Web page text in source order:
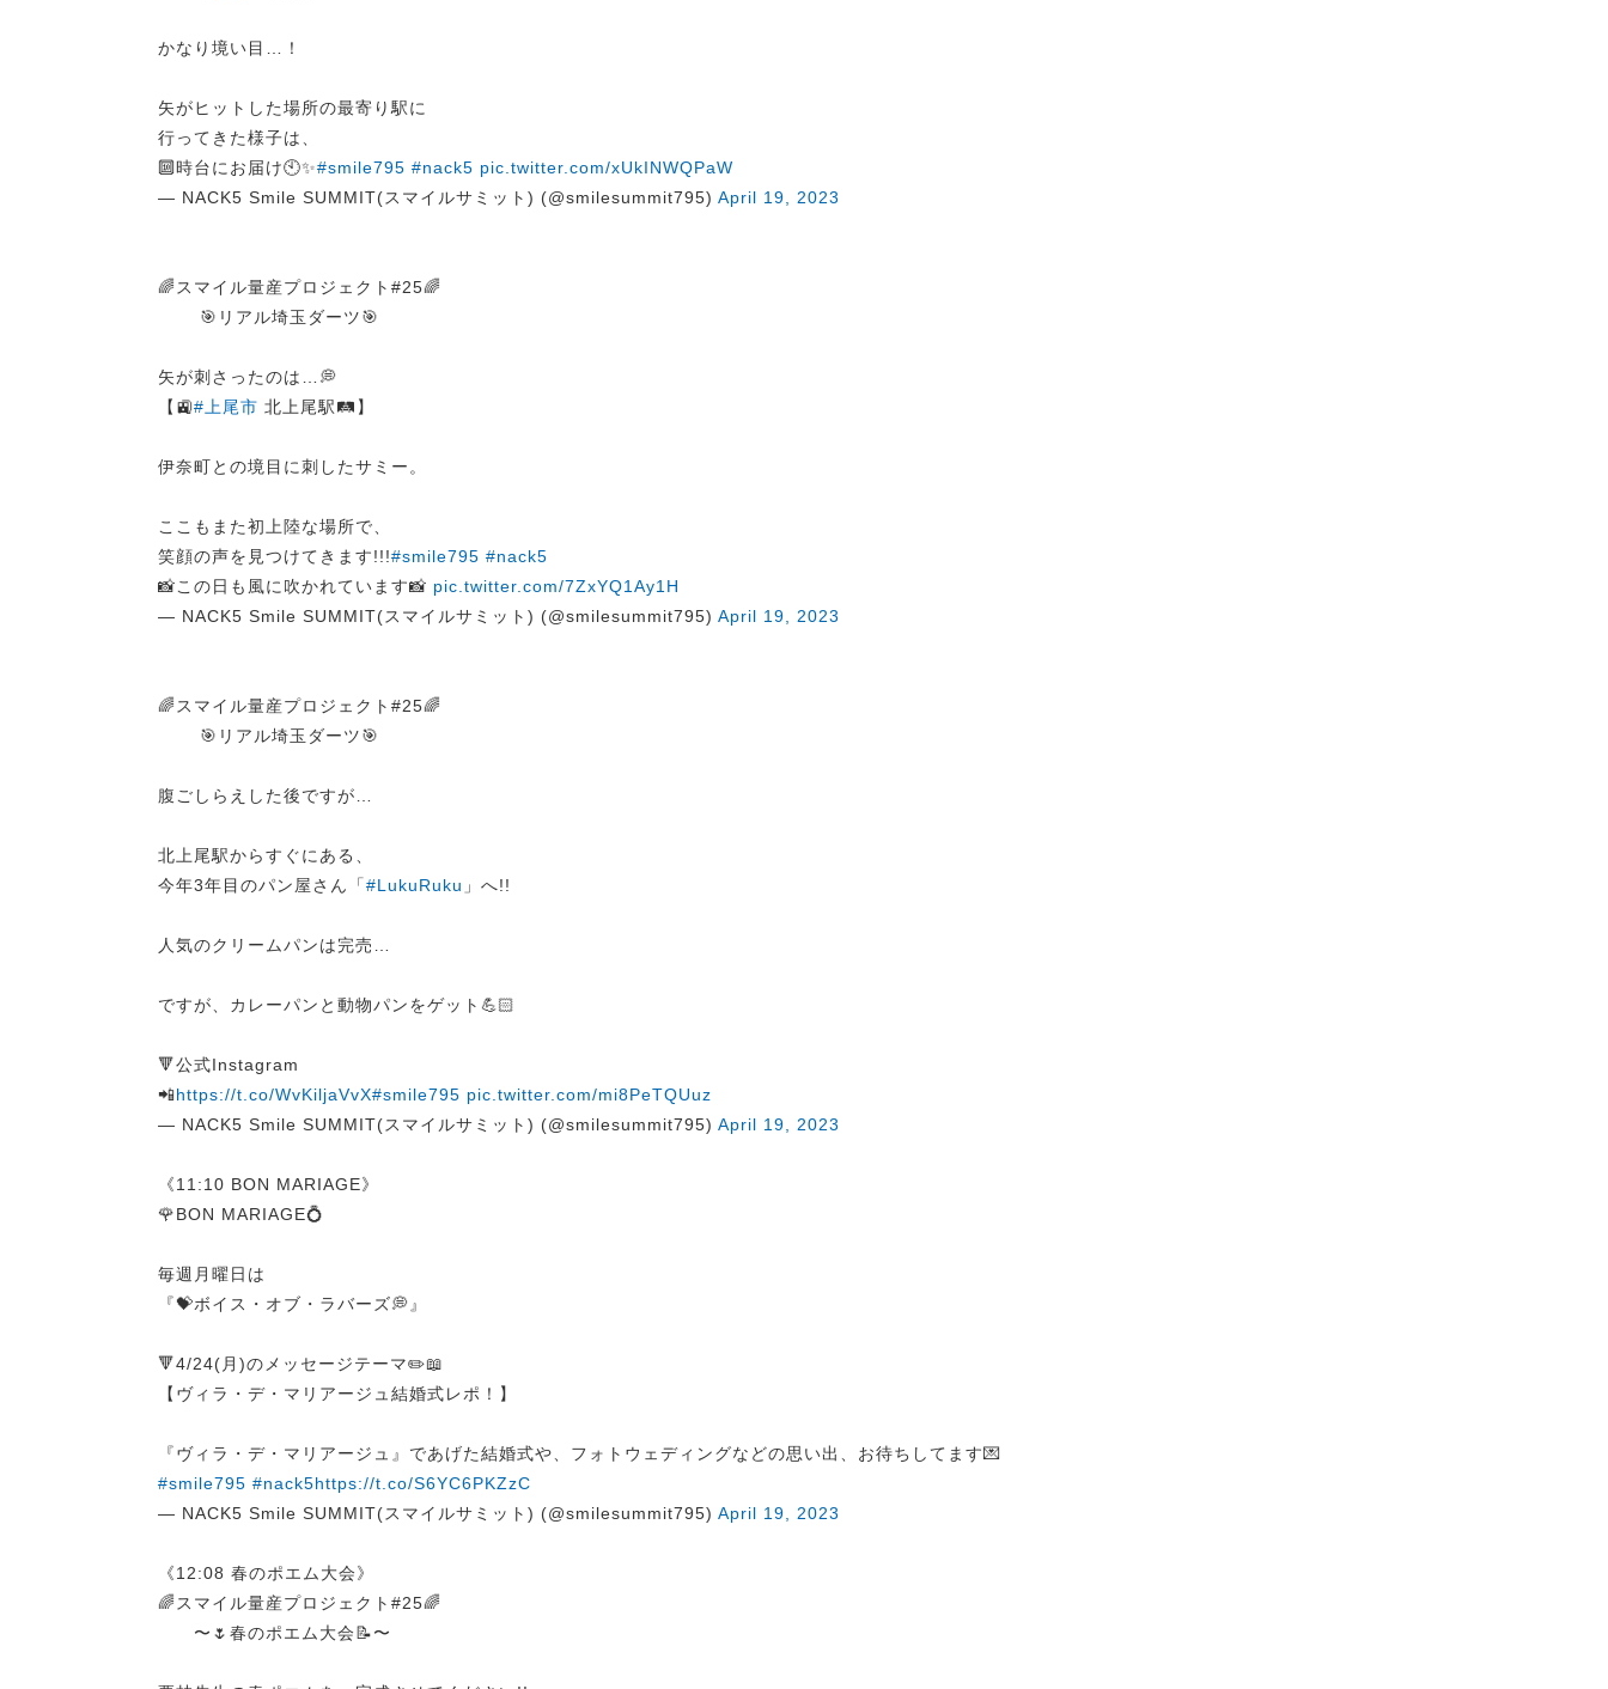
かなり境い目…！
矢がヒットした場所の最寄り駅に
行ってきた様子は、
🔟時台にお届け🕙✨#smile795 #nack5 pic.twitter.com/xUkINWQPaW
— NACK5 Smile SUMMIT(スマイルサミット) (@smilesummit795) April 19, 2023
🌈スマイル量産プロジェクト#25🌈
🎯リアル埼玉ダーツ🎯
矢が刺さったのは…💭
【🚉#上尾市 北上尾駅🛤️】
伊奈町との境目に刺したサミー。
ここもまた初上陸な場所で、
笑顔の声を見つけてきます!!!#smile795 #nack5
📸この日も風に吹かれています📸 pic.twitter.com/7ZxYQ1Ay1H
— NACK5 Smile SUMMIT(スマイルサミット) (@smilesummit795) April 19, 2023
🌈スマイル量産プロジェクト#25🌈
🎯リアル埼玉ダーツ🎯
腹ごしらえした後ですが…
北上尾駅からすぐにある、
今年3年目のパン屋さん「#LukuRuku 」へ!!
人気のクリームパンは完売…
ですが、カレーパンと動物パンをゲット💪🏻
🔻公式Instagram
📲https://t.co/WvKiljaVvX#smile795 pic.twitter.com/mi8PeTQUuz
— NACK5 Smile SUMMIT(スマイルサミット) (@smilesummit795) April 19, 2023
《11:10 BON MARIAGE》
🌹BON MARIAGE💍
毎週月曜日は
『💝ボイス・オブ・ラバーズ💭』
🔻4/24(月)のメッセージテーマ✏️📖
【ヴィラ・デ・マリアージュ結婚式レポ！】
『ヴィラ・デ・マリアージュ』であげた結婚式や、フォトウェディングなどの思い出、お待ちしてます💌
#smile795 #nack5https://t.co/S6YC6PKZzC
— NACK5 Smile SUMMIT(スマイルサミット) (@smilesummit795) April 19, 2023
《12:08 春のポエム大会》
🌈スマイル量産プロジェクト#25🌈
〜🌷春のポエム大会📝〜